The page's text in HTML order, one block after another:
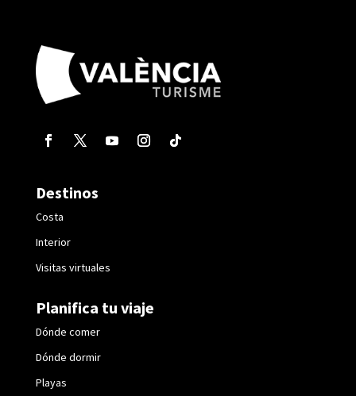
Destinos
Costa
Interior
Visitas virtuales
Planifica tu viaje
Dónde comer
Dónde dormir
Playas